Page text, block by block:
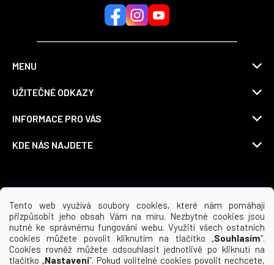
Tento web využívá soubory cookies, které nám pomáhají
přizpůsobit jeho obsah Vám na míru. Nezbytné cookies jsou
nutné ke správnému fungování webu. Využití všech ostatních
cookies můžete povolit kliknutím na tlačítko „Souhlasím“.
Cookies rovněž můžete odsouhlasit jednotlivě po kliknutí na
tlačítko „Nastavení“. Pokud volitelné cookies povolit nechcete,
MENU
UŽITEČNÉ ODKAZY
INFORMACE PRO VÁS
KDE NÁS NAJDETE
Možnosti dopravy